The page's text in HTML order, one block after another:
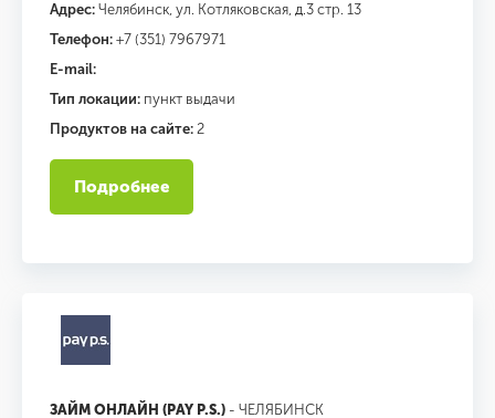
Адрес: Челябинск, ул. Котляковская, д.3 стр. 13
Телефон: +7 (351) 7967971
E-mail:
Тип локации: пункт выдачи
Продуктов на сайте: 2
Подробнее
ЗАЙМ ОНЛАЙН (PAY P.S.) - ЧЕЛЯБИНСК